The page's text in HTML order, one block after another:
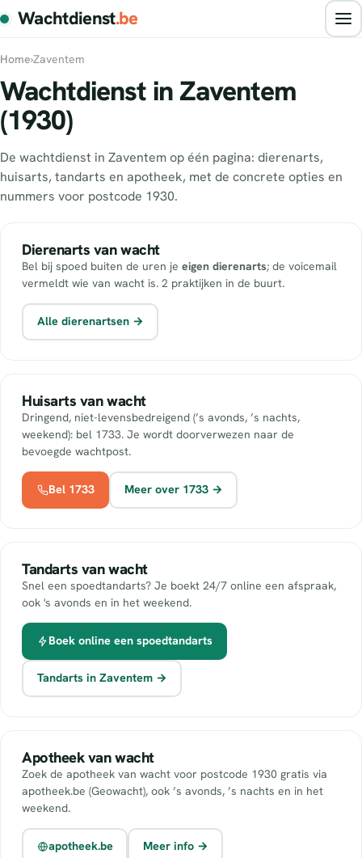
Wachtdienst.be
Home›Zaventem
Wachtdienst in Zaventem
(1930)
De wachtdienst in Zaventem op één pagina: dierenarts,
huisarts, tandarts en apotheek, met de concrete opties en
nummers voor postcode 1930.
Dierenarts van wacht
Bel bij spoed buiten de uren je eigen dierenarts; de voicemail
vermeldt wie van wacht is. 2 praktijken in de buurt.
Alle dierenartsen →
Huisarts van wacht
Dringend, niet-levensbedreigend (’s avonds, ’s nachts,
weekend): bel 1733. Je wordt doorverwezen naar de
bevoegde wachtpost.
Bel 1733 Meer over 1733 →
Tandarts van wacht
Snel een spoedtandarts? Je boekt 24/7 online een afspraak,
ook 's avonds en in het weekend.
Boek online een spoedtandarts
Tandarts in Zaventem →
Apotheek van wacht
Zoek de apotheek van wacht voor postcode 1930 gratis via
apotheek.be (Geowacht), ook ’s avonds, ’s nachts en in het
weekend.
apotheek.be Meer info →